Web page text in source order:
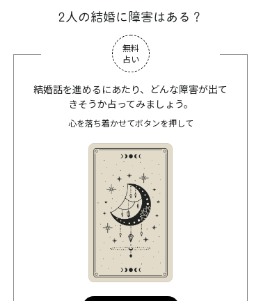
2人の結婚に障害はある？
無料
占い
結婚話を進めるにあたり、どんな障害が出て
きそうか占ってみましょう。
心を落ち着かせてボタンを押して